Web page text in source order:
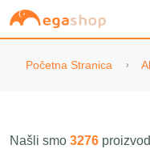
Početna Stranica
Našli smo 3276